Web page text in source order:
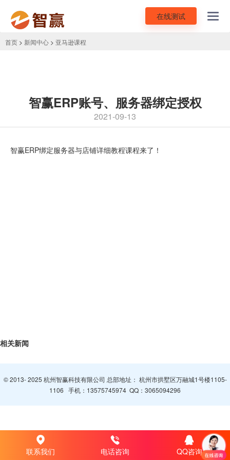
在线测试
首页 > 新闻中心 > 亚马逊课程
智赢ERP账号、服务器绑定授权
2021-09-13
智赢ERP绑定服务器与店铺详细教程课程来了！
相关新闻
© 2013- 2025 杭州智赢科技有限公司 总部地址： 杭州市拱墅区万融城1号楼1105-
1106 手机： 13575745974 QQ： 3065094296
联系我们 电话咨询 QQ咨询